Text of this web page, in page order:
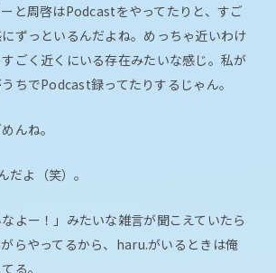
と周啓はPodcastをやってたりと、すご
ずっといるんだよね。めっちゃ近いわけ
ごく近くにいる存在みたいな感じ。私が
ちでPodcast録ってたりするじゃん。
んね。
だよ（笑）。
なよー！」みたいな雑言が聞こえていたら
らやってるから、haru.がいるときは俺
る。